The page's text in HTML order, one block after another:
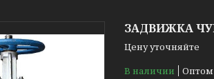
ЗАДВИЖКА
Цену уточняйте
В наличии
Оптом